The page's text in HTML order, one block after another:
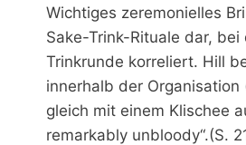
Wichtiges zeremonielles
Sake-Trink-Rituale dar,
Trinkrunde korreliert. Hill
innerhalb der
gleich mit einem Klischee
remarkably unbloody“.(S.